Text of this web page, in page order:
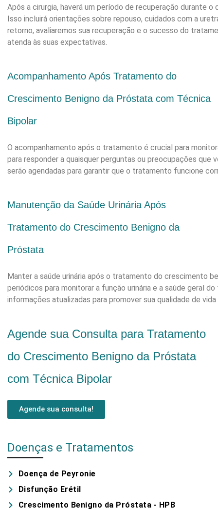
Após a cirurgia, haverá um período de recuperação durante
Isso incluirá orientações sobre repouso, cuidados com a
retorno, avaliaremos sua recuperação e o sucesso do
atenda às suas expectativas.
Acompanhamento Após Tratamento do
Crescimento Benigno da Próstata com Técnica
Bipolar
O acompanhamento após o tratamento é crucial para
para responder a quaisquer perguntas ou preocupações
serão agendadas para garantir que o tratamento funcione
Manutenção da Saúde Urinária Após
Tratamento do Crescimento Benigno da
Próstata
Manter a saúde urinária após o tratamento do crescimento
periódicos para monitorar a função urinária e a saúde geral
informações atualizadas para promover sua qualidade de vida
Agende sua Consulta para Tratamento
do Crescimento Benigno da Próstata
com Técnica Bipolar
Agende sua consulta!
Doenças e Tratamentos​
Doença de Peyronie​
Disfunção Erétil
Crescimento Benigno da Próstata - HPB